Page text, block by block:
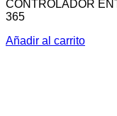
CONTROLADOR
365
Añadir al carrito